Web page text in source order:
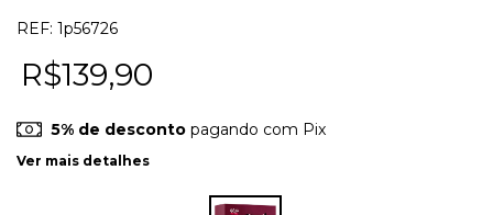
REF: 1p56726
R$139,90
5% de desconto pagando com Pix
Ver mais detalhes